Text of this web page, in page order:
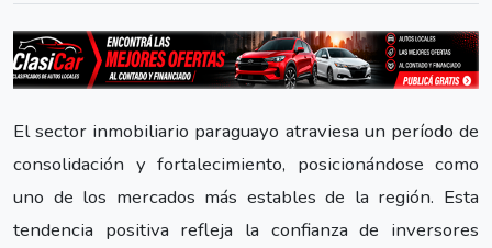
El sector inmobiliario paraguayo atraviesa un período de
consolidación y fortalecimiento, posicionándose como
uno de los mercados más estables de la región. Esta
tendencia positiva refleja la confianza de inversores